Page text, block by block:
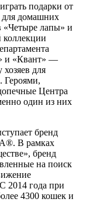
подарки от
для домашних
«Четыре лапы» и
коллекции
и «Квант» —
для
Героями,
Центра
один из них
бренд
В рамках
бренд
на поиск
2014 года при
4300 кошек и